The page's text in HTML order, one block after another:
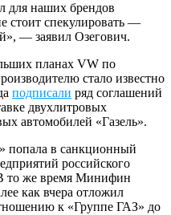
для наших брендов
стоит спекулировать —
— заявил Озегович.
планах VW по
стало известно
подписали ряд соглашений
двухлитровых
автомобилей «Газель».
попала в санкционный
российского
то же время Минифин
как вчера отложил
к «Группе ГАЗ» до